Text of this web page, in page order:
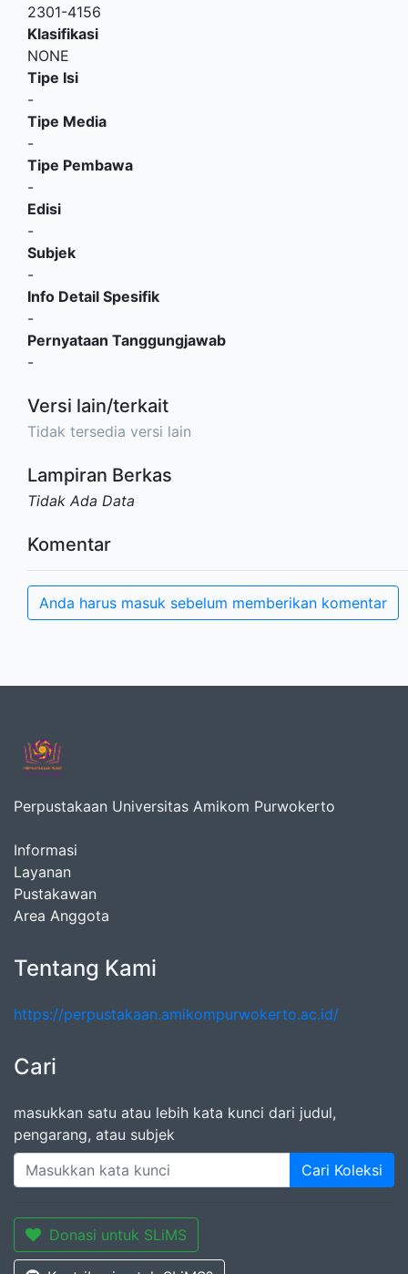
2301-4156
Klasifikasi
NONE
Tipe Isi
-
Tipe Media
-
Tipe Pembawa
-
Edisi
-
Subjek
-
Info Detail Spesifik
-
Pernyataan Tanggungjawab
-
Versi lain/terkait
Tidak tersedia versi lain
Lampiran Berkas
Tidak Ada Data
Komentar
Anda harus masuk sebelum memberikan komentar
Perpustakaan Universitas Amikom Purwokerto
Informasi
Layanan
Pustakawan
Area Anggota
Tentang Kami
https://perpustakaan.amikompurwokerto.ac.id/
Cari
masukkan satu atau lebih kata kunci dari judul,
pengarang, atau subjek
Cari Koleksi
Donasi untuk SLiMS